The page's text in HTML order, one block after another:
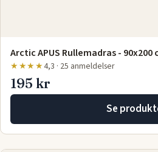
Arctic APUS Rullemadras - 90x200
★★★★4,3 · 25 anmeldelser
195 kr
Se